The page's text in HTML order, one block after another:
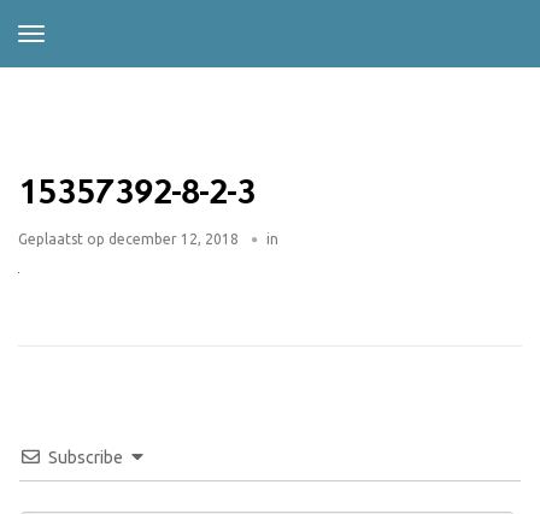
15357392-8-2-3
Geplaatst op december 12, 2018 in
Subscribe